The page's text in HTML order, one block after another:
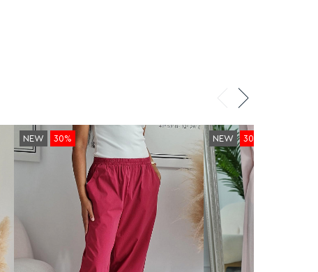
NEW 30% NEW 30%